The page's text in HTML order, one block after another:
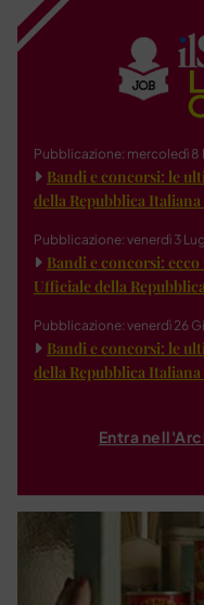
Pubblicazione: mercoledì 8
Bandi e concorsi: le
della Repubblica Italiana
Pubblicazione: venerdì 3
Bandi e concorsi:
Ufficiale della
Pubblicazione: venerdì 26
Bandi e concorsi: le
della Repubblica
Entra